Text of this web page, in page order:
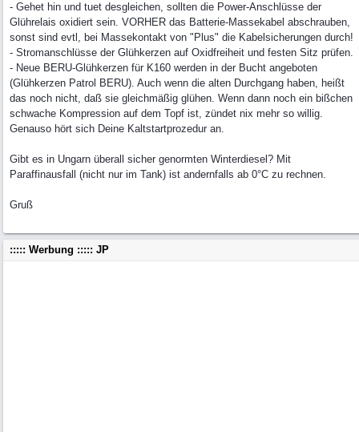
- Gehet hin und tuet desgleichen, sollten die Power-Anschlüsse der
Glührelais oxidiert sein. VORHER das Batterie-Massekabel abschrauben,
sonst sind evtl, bei Massekontakt von "Plus" die Kabelsicherungen durch!
- Stromanschlüsse der Glühkerzen auf Oxidfreiheit und festen Sitz prüfen.
- Neue BERU-Glühkerzen für K160 werden in der Bucht angeboten
(Glühkerzen Patrol BERU). Auch wenn die alten Durchgang haben, heißt
das noch nicht, daß sie gleichmäßig glühen. Wenn dann noch ein bißchen
schwache Kompression auf dem Topf ist, zündet nix mehr so willig.
Genauso hört sich Deine Kaltstartprozedur an.
Gibt es in Ungarn überall sicher genormten Winterdiesel? Mit
Paraffinausfall (nicht nur im Tank) ist andernfalls ab 0°C zu rechnen.
Gruß
::::: Werbung ::::: JP